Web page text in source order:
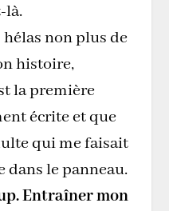
là.
hélas non plus de
histoire,
la première
écrite et que
qui me faisait
dans le panneau.
Entraîner mon